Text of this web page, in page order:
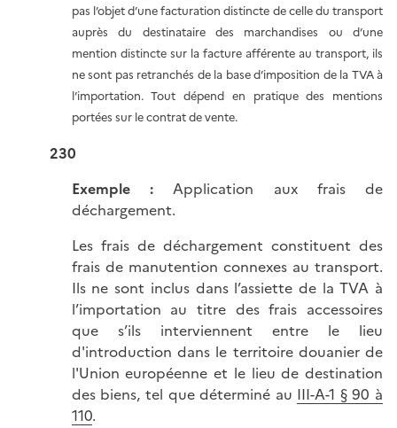
pas l’objet d’une facturation distincte de celle du transport
auprès du destinataire des marchandises ou d’une
mention distincte sur la facture afférente au transport, ils
ne sont pas retranchés de la base d’imposition de la TVA à
l’importation. Tout dépend en pratique des mentions
portées sur le contrat de vente.
230
Exemple :Application aux frais de
déchargement.
Les frais de déchargement constituent des
frais de manutention connexes au transport.
Ils ne sont inclus dans l’assiette de la TVA à
l’importation au titre des frais accessoires
que s’ils interviennent entre le lieu
d'introduction dans le territoire douanier de
l'Union européenne et le lieu de destination
des biens, tel que déterminé au III-A-1 § 90 à
110.